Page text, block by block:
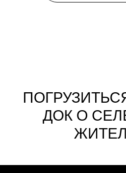
ДОК О